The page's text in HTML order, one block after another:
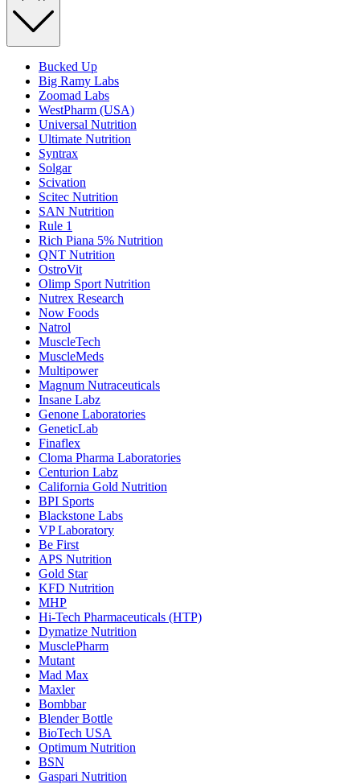
Bucked Up
Big Ramy Labs
Zoomad Labs
WestPharm (USA)
Universal Nutrition
Ultimate Nutrition
Syntrax
Solgar
Scivation
Scitec Nutrition
SAN Nutrition
Rule 1
Rich Piana 5% Nutrition
QNT Nutrition
OstroVit
Olimp Sport Nutrition
Nutrex Research
Now Foods
Natrol
MuscleTech
MuscleMeds
Multipower
Magnum Nutraceuticals
Insane Labz
Genone Laboratories
GeneticLab
Finaflex
Cloma Pharma Laboratories
Centurion Labz
California Gold Nutrition
BPI Sports
Blackstone Labs
VP Laboratory
Be First
APS Nutrition
Gold Star
KFD Nutrition
MHP
Hi-Tech Pharmaceuticals (HTP)
Dymatize Nutrition
MusclePharm
Mutant
Mad Max
Maxler
Bombbar
Blender Bottle
BioTech USA
Optimum Nutrition
BSN
Gaspari Nutrition